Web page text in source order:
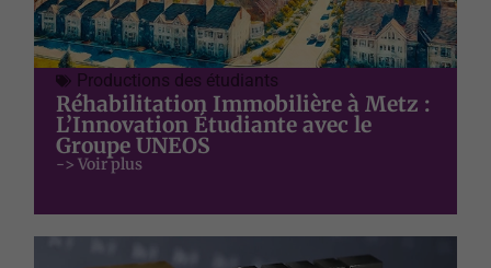
Productions des étudiants
Réhabilitation Immobilière à Metz :
L’Innovation Étudiante avec le
Groupe UNEOS
-> Voir plus